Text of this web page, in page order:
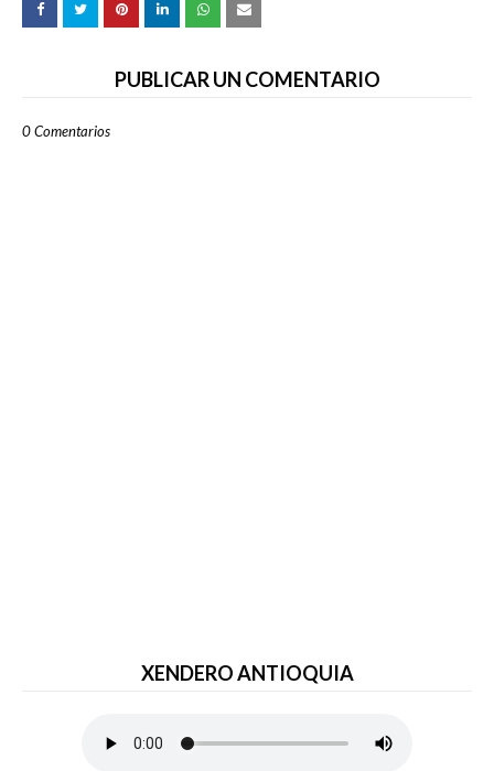
PUBLICAR UN COMENTARIO
0 Comentarios
XENDERO ANTIOQUIA